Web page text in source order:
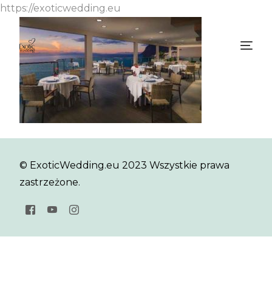
https://exoticwedding.eu
© ExoticWedding.eu 2023 Wszystkie prawa
zastrzeżone.